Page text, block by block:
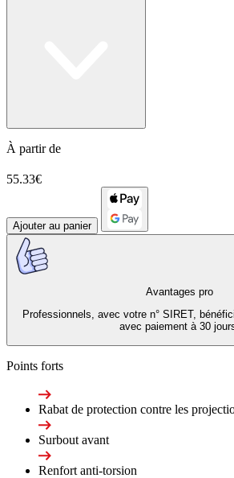
À partir de
55.33€
Ajouter au panier
Avantages pro
Professionnels, avec votre n° SIRET,
avec paiement à 30
Points forts
Rabat de protection contre les
Surbout avant
Renfort anti-torsion